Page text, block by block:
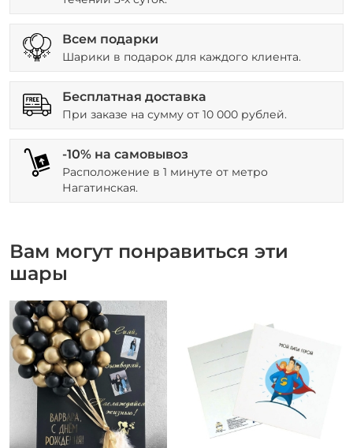
Всем подарки
Шарики в подарок для каждого клиента.
Бесплатная доставка
При заказе на сумму от 10 000 рублей.
-10% на самовывоз
Расположение в 1 минуте от метро
Нагатинская.
Вам могут понравиться эти
шары